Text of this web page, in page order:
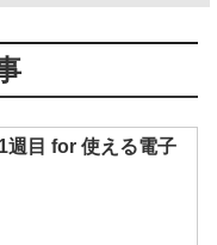
週目 for 使える電子